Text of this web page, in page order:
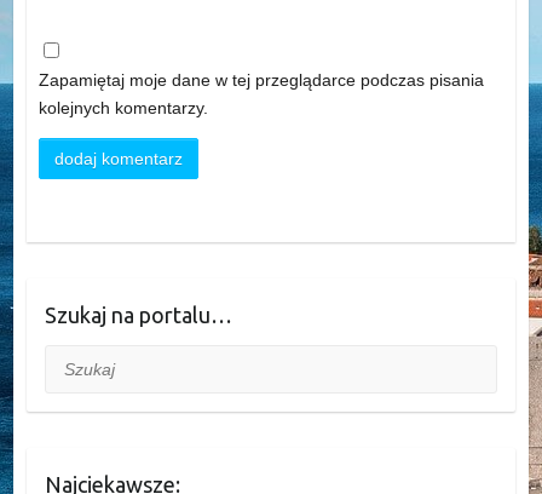
Zapamiętaj moje dane w tej przeglądarce podczas pisania
kolejnych komentarzy.
Szukaj na portalu…
Szukaj
Najciekawsze: